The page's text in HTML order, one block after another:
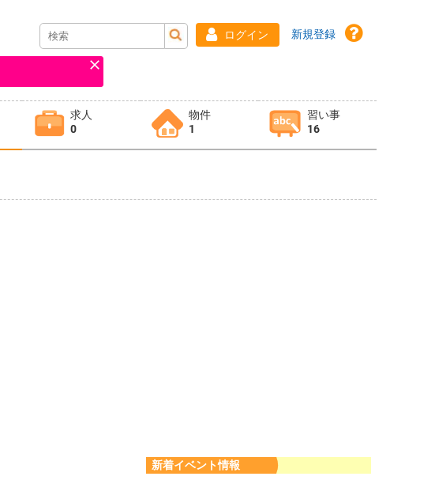
ログイン 新規登録
求人
0
物件
1
習い事
16
新着イベント情報